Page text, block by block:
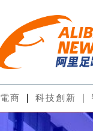
電商 科技創新